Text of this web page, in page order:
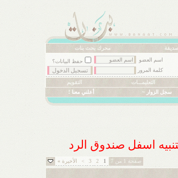
محرك بحث بنات
اسم العضو
حفظ البيانات؟
كلمة المرور
التعليمـــات
التقويم
سجل الزوار ~ أعلني معنا !
اسفل صندوق الرد
صفحة 1 من 7 1
2
3
> الأخيرة »